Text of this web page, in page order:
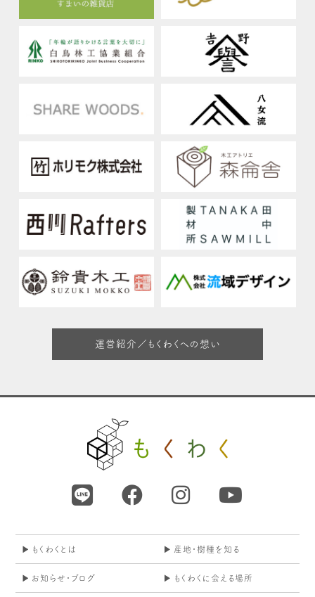
運営紹介／もくわくへの想い
もくわくとは 産地・樹種を知る
お知らせ・ブログ もくわくに会える場所